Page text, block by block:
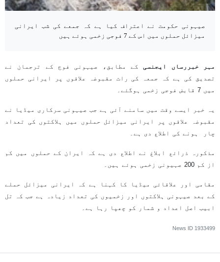
صیہونی حکومت نے اعتراف کیا ہے کہ جمعے کی شب ایرانی
میزائل حملوں میں اس کے 7 فوجی زخمی ہوئے ہیں
مہر خبررساں ایجنسیکے مطابق، صیہونی فوج کے ترجمان نے
تصدیق کی ہے کہ جمعہ کی رات مقبوضہ علاقوں پر ایرانی حملوں
میں 7 قابض فوجی زخمی ہوگئے۔
یہ خبر ایسے وقت میں سامنے آئی ہے جب صیہونی سرکاری میڈیا نے
مقبوضہ علاقوں پر ایرانی میزائل حملوں میں ہلاکتوں کی تعداد
چار ہونے کی اطلاع دی ہے۔
مذکورہ ذرائع ابلاغ نے اطلاع دی ہے کہ ایران کے حملوں میں کم
از کم 200 صہیونی زخمی ہوئے ہیں۔
مقامی اور علاقائی میڈیا کا کہنا ہے کہ ایرانی میزائل حملے
کے بعد صیہونی ہلاکتوں اور زخمیوں کی تعداد زیادہ ہے جب کہ تل
ابیب اصل اعداد و شمار کو چھپا رہا ہے۔
News ID 1933499